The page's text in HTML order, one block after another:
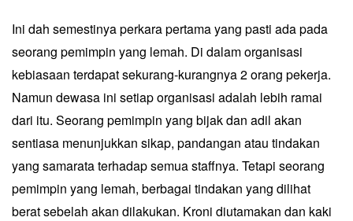
Ini dah semestinya perkara pertama yang pasti ada pada
seorang pemimpin yang lemah. Di dalam organisasi
kebiasaan terdapat sekurang-kurangnya 2 orang pekerja.
Namun dewasa ini setiap organisasi adalah lebih ramai
dari itu. Seorang pemimpin yang bijak dan adil akan
sentiasa menunjukkan sikap, pandangan atau tindakan
yang samarata terhadap semua staffnya. Tetapi seorang
pemimpin yang lemah, berbagai tindakan yang dilihat
berat sebelah akan dilakukan. Kroni diutamakan dan kaki